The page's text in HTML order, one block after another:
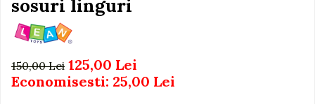
Jucarii de baie
Seturi de frumusete
Caluti balansoar
Interactive, educative si
Ingrijire cosmetica mamici
Perioada Alaptarii
Pompe de san
sosuri linguri
150,00 Lei 125,00 Lei
Economisesti: 25,00 Lei